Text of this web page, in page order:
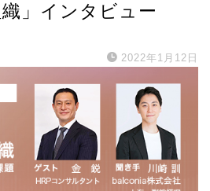
」インタビュー
2022年1月12日